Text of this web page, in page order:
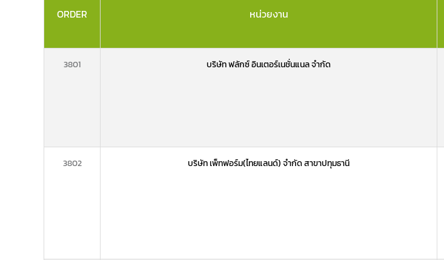
ORDER หน่วยงาน
3801 บริษัท ฟลักซ์ อินเตอร์เนชั่นแนล จำกัด
3802 บริษัท เพ็ทฟอร์ม(ไทยแลนด์) จำกัด สาขาปทุมธานี